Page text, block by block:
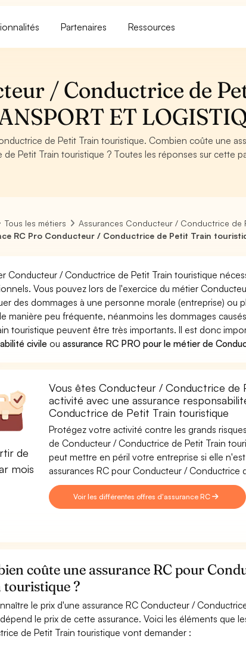
Partenaires Ressources
/ Conductrice de
ET
de Petit Train touristique. Combien coûte une
Petit Train touristique ? Toutes les réponses sur cette
Tous les métiers
Assurances Conducteur / Conductrice de
RC Pro Conducteur / Conductrice de Petit Train
Conducteur / Conductrice de Petit Train touristique
Vous pouvez lors de l'exercice du métier
des dommages à une personne morale (entreprise) ou
manière peu fréquente, néanmoins les dommages
touristique peuvent être très importants. Il est donc
civile ouassurance RC PRO pour le métier de
de
mois
Vous êtes Conducteur / Conductrice
activité avec une assurance
Conductrice de Petit Train touristique
Protégez votre activité contre les grands
de Conducteur / Conductrice de Petit Train
peut mettre en péril votre entreprise si elle
assurances RC pour Conducteur / Conductrice
Voir les différentes offres d'assurance RC
coûte une assurance RC pour
?
le prix d'une assurance RC Conducteur /
le prix de cette assurance. Voici les éléments que
de Petit Train touristique vont demander :